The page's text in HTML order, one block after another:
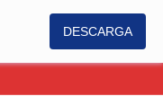
DESCARGA